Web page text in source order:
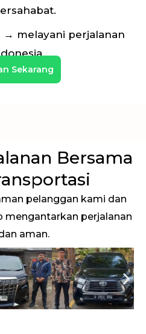
→ melayani perjalanan
Sekarang
Bersama
pelanggan kami dan
mengantarkan perjalanan
aman.